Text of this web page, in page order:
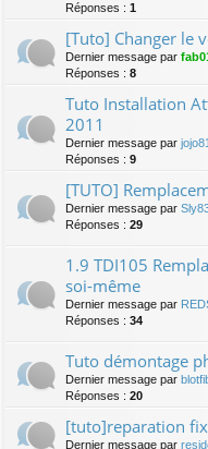
Réponses : 1
[Tuto] Changer le
Dernier message par
Réponses : 8
Tuto Installation
2011
Dernier message par jojo81
Réponses : 9
[TUTO]
Dernier message par
Réponses : 29
1.9 TDI105
soi-même
Dernier message par
Réponses : 34
Tuto démontage
Dernier message par
Réponses : 20
[tuto]reparation
Dernier message par